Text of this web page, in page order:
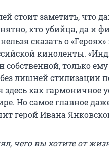
стоит заметить, что
кто убийца, да и
сказать о
киноленты.
только
лишней стилизации
здесь как гармоничное
Но самое главное
герой Ивана
чего вы хотите от